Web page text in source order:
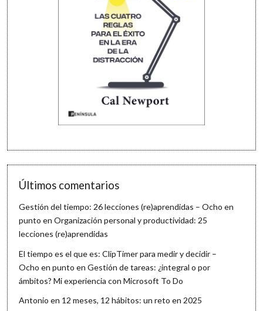
Últimos comentarios
Gestión del tiempo: 26 lecciones (re)aprendidas – Ocho en
punto enOrganización personal y productividad: 25
lecciones (re)aprendidas
El tiempo es el que es: ClipTimer para medir y decidir –
Ocho en punto enGestión de tareas: ¿integral o por
ámbitos? Mi experiencia con Microsoft To Do
Antonio en 12 meses, 12 hábitos: un reto en 2025